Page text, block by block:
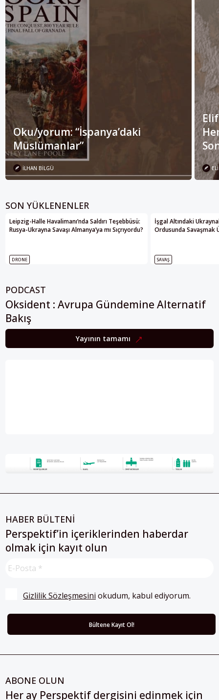
Oku/yorum: “İspanya’daki
Müslümanlar”
İLHAN BILGÜ
Leipzig-Halle Havalimanı’nda Saldırı Teşebbüsü:
Rusya-Ukrayna Savaşı Almanya’ya mı Sıçrıyordu?
Ordusunda Savaşmak
Oksident : Avrupa Gündemine Alternatif
Bakış
Yayının tamamı
Perspektif’in içeriklerinden haberdar
olmak için kayıt olun
Her ay Perspektif dergisini edinmek için